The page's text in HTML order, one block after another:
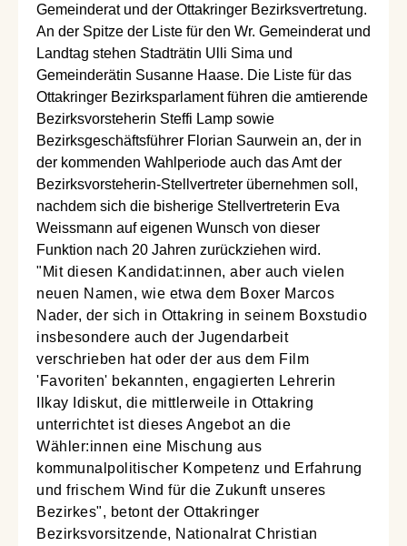
Gemeinderat und der Ottakringer Bezirksvertretung.
An der Spitze der Liste für den Wr. Gemeinderat und
Landtag stehen Stadträtin Ulli Sima und
Gemeinderätin Susanne Haase. Die Liste für das
Ottakringer Bezirksparlament führen die amtierende
Bezirksvorsteherin Steffi Lamp sowie
Bezirksgeschäftsführer Florian Saurwein an, der in
der kommenden Wahlperiode auch das Amt der
Bezirksvorsteherin-Stellvertreter übernehmen soll,
nachdem sich die bisherige Stellvertreterin Eva
Weissmann auf eigenen Wunsch von dieser
Funktion nach 20 Jahren zurückziehen wird.
"Mit diesen Kandidat:innen, aber auch vielen
neuen Namen, wie etwa dem Boxer Marcos
Nader, der sich in Ottakring in seinem Boxstudio
insbesondere auch der Jugendarbeit
verschrieben hat oder der aus dem Film
'Favoriten' bekannten, engagierten Lehrerin
Ilkay Idiskut, die mittlerweile in Ottakring
unterrichtet ist dieses Angebot an die
Wähler:innen eine Mischung aus
kommunalpolitischer Kompetenz und Erfahrung
und frischem Wind für die Zukunft unseres
Bezirkes", betont der Ottakringer
Bezirksvorsitzende, Nationalrat Christian